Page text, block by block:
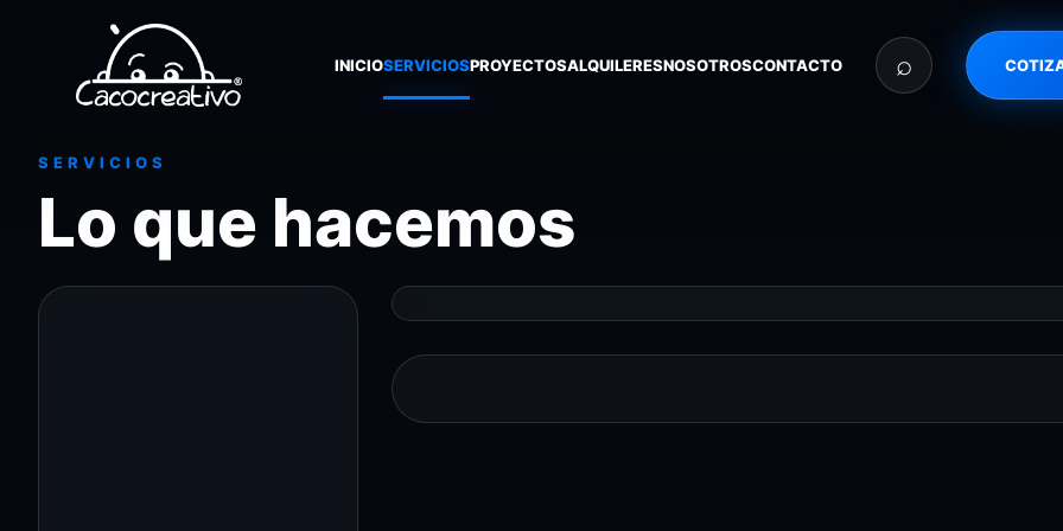
INICIOSERVICIOSPROYECTOSALQUILERESNOSOTROSCONTACTO ⌕
SERVICIOS
Lo que hacemos